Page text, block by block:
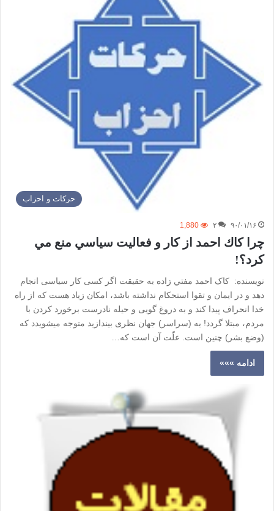
حركات و احزاب
۹۰/۰۱/۱۶ ۲ 1,880
چرا كاك احمد از كار و فعاليت سياسي منع مي
كرد؟!
نويسنده: کاک احمد مفتي زاده به حقیقت اگر کسی کار سیاسی انجام
دهد و در ایمان و تقوا استحکام نداشته باشد، امکان زیاد هست که از راه
خدا انحراف پیدا کند و به دروغ گویی و حیله نادرست برخورد کردن با
مردم، مبتلا گردد! به (سراسر) جهان نظری بیندازید متوجه می­شویدد که
(وضع بشر) چنین است. علّت آن است که…
ادامه »»»